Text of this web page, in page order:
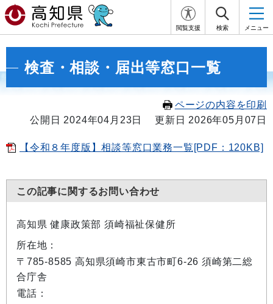
閲覧支援 検索 メニュー
検査・相談・届出等窓口一覧
ページの内容を印刷
公開日 2024年04月23日
更新日 2026年05月07日
【令和８年度版】相談等窓口業務一覧[PDF：120KB]
この記事に関するお問い合わせ
高知県 健康政策部 須崎福祉保健所
所在地：
〒785-8585 高知県須崎市東古市町6-26 須崎第二総
合庁舎
電話：